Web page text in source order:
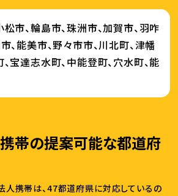
市、輪島市、珠洲市、加賀市、羽咋
、能美市、野々市市、川北町、津幡
宝達志水町、中能登町、穴水町、能
帯の提案可能な都道府
人携帯は、47都道府県に対応しているの